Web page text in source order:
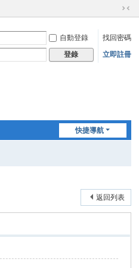
切
到
窄
自動登錄
找回密碼
登錄 立即註冊
快捷導航
返回列表